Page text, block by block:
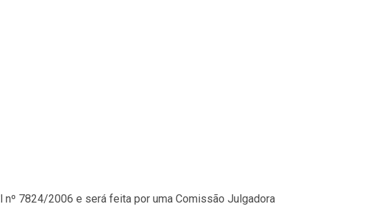
7824/2006 e será feita por uma Comissão Julgadora